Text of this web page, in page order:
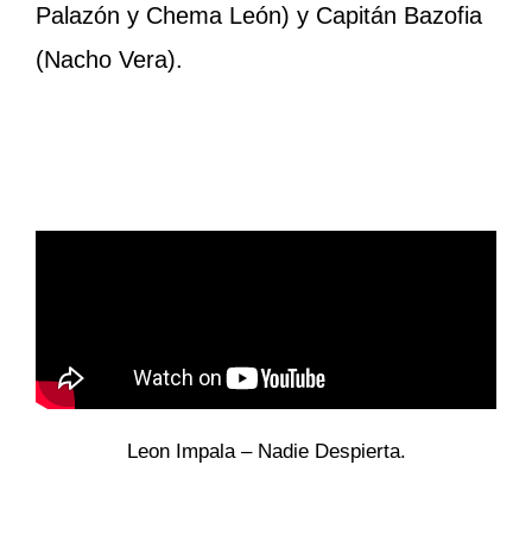
Palazón y Chema León) y Capitán Bazofia
(Nacho Vera).
Leon Impala – Nadie Despierta.